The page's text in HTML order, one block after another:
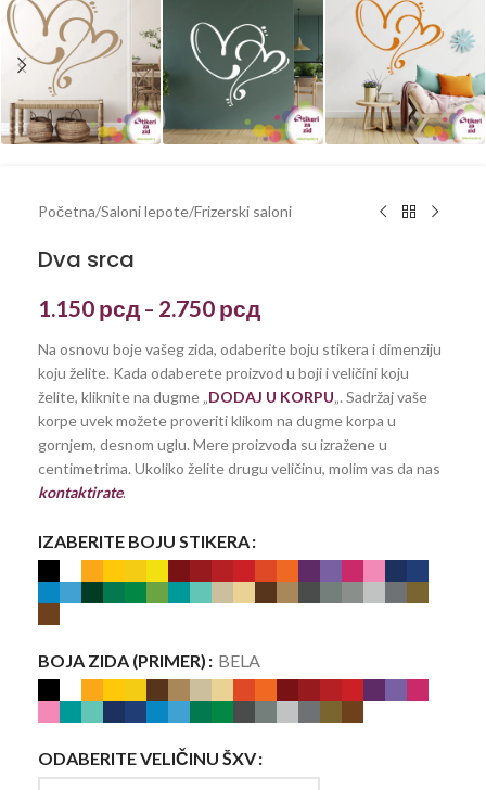
Početna/Saloni lepote/Frizerski saloni
Dva srca
1.150 рсд – 2.750 рсд
Na osnovu boje vašeg zida, odaberite boju stikera i dimenziju
koju želite. Kada odaberete proizvod u boji i veličini koju
želite, kliknite na dugme „DODAJ U KORPU„. Sadržaj vaše
korpe uvek možete proveriti klikom na dugme korpa u
gornjem, desnom uglu. Mere proizvoda su izražene u
centimetrima. Ukoliko želite drugu veličinu, molim vas da nas
kontaktirate.
IZABERITE BOJU STIKERA
BOJA ZIDA (PRIMER) BELA
ODABERITE VELIČINU ŠXV